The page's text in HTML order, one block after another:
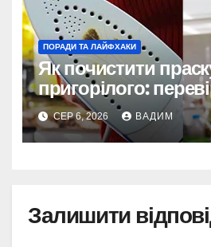
ПОРАДИ ТА ЛАЙФХАКИ
Як почистити
пригорілого:
СЕР 6, 2026 ВАДИМ
Залишити